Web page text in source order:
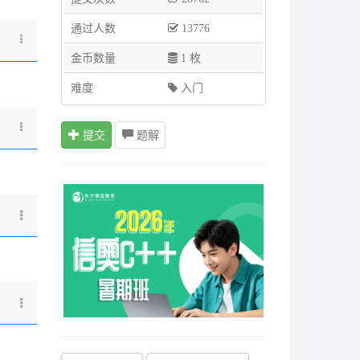
通过人数 13776
金币数量 1 枚
难度 入门
提交 题解